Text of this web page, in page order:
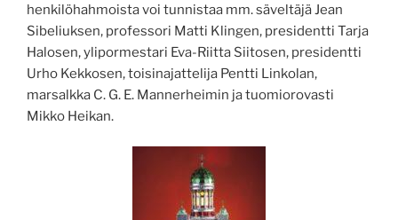
henkilöhahmoista voi tunnistaa mm. säveltäjä Jean
Sibeliuksen, professori Matti Klingen, presidentti Tarja
Halosen, ylipormestari Eva-Riitta Siitosen, presidentti
Urho Kekkosen, toisinajattelija Pentti Linkolan,
marsalkka C. G. E. Mannerheimin ja tuomiorovasti
Mikko Heikan.